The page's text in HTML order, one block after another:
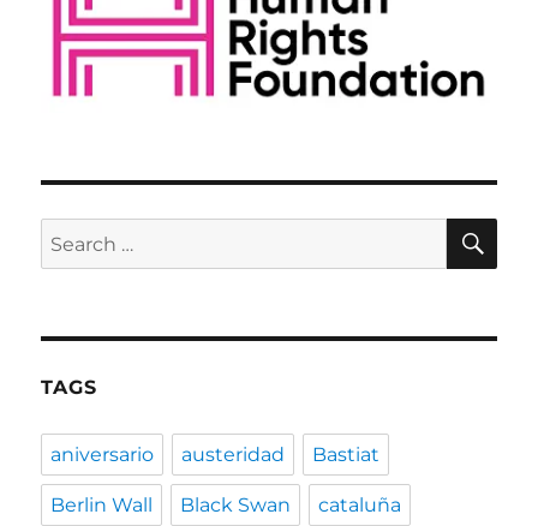
Search
for:
TAGS
aniversario austeridad Bastiat
Berlin Wall Black Swan cataluña